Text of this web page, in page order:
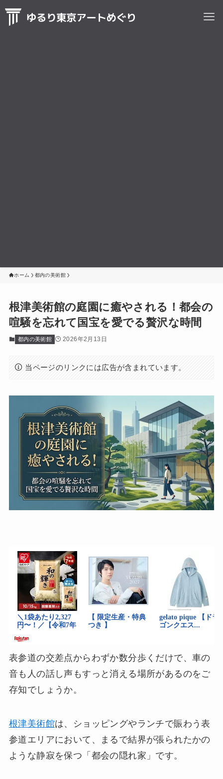
ホーム 都内の美術館
根津美術館の庭園に癒やされる！都会の
喧騒を忘れて国宝を愛でる贅沢な時間
都内の美術館 2026年2月13日
当ページのリンクには広告が含まれています。
表参道の交差点からわずか数分歩くだけで、車の
音も人の話し声もすっと消える場所があるのをご
存知でしょうか。
根津美術館は、ショッピングやランチで賑わう表
参道エリアにおいて、まるで結界が張られたかの
ような静寂を保つ「都会の隠れ家」です。